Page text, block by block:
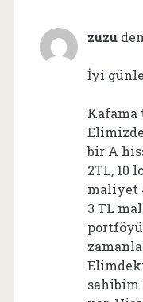
zuzu
İyi
Kafama
bir A
2TL, 10
maliyet
3 TL
sahibim